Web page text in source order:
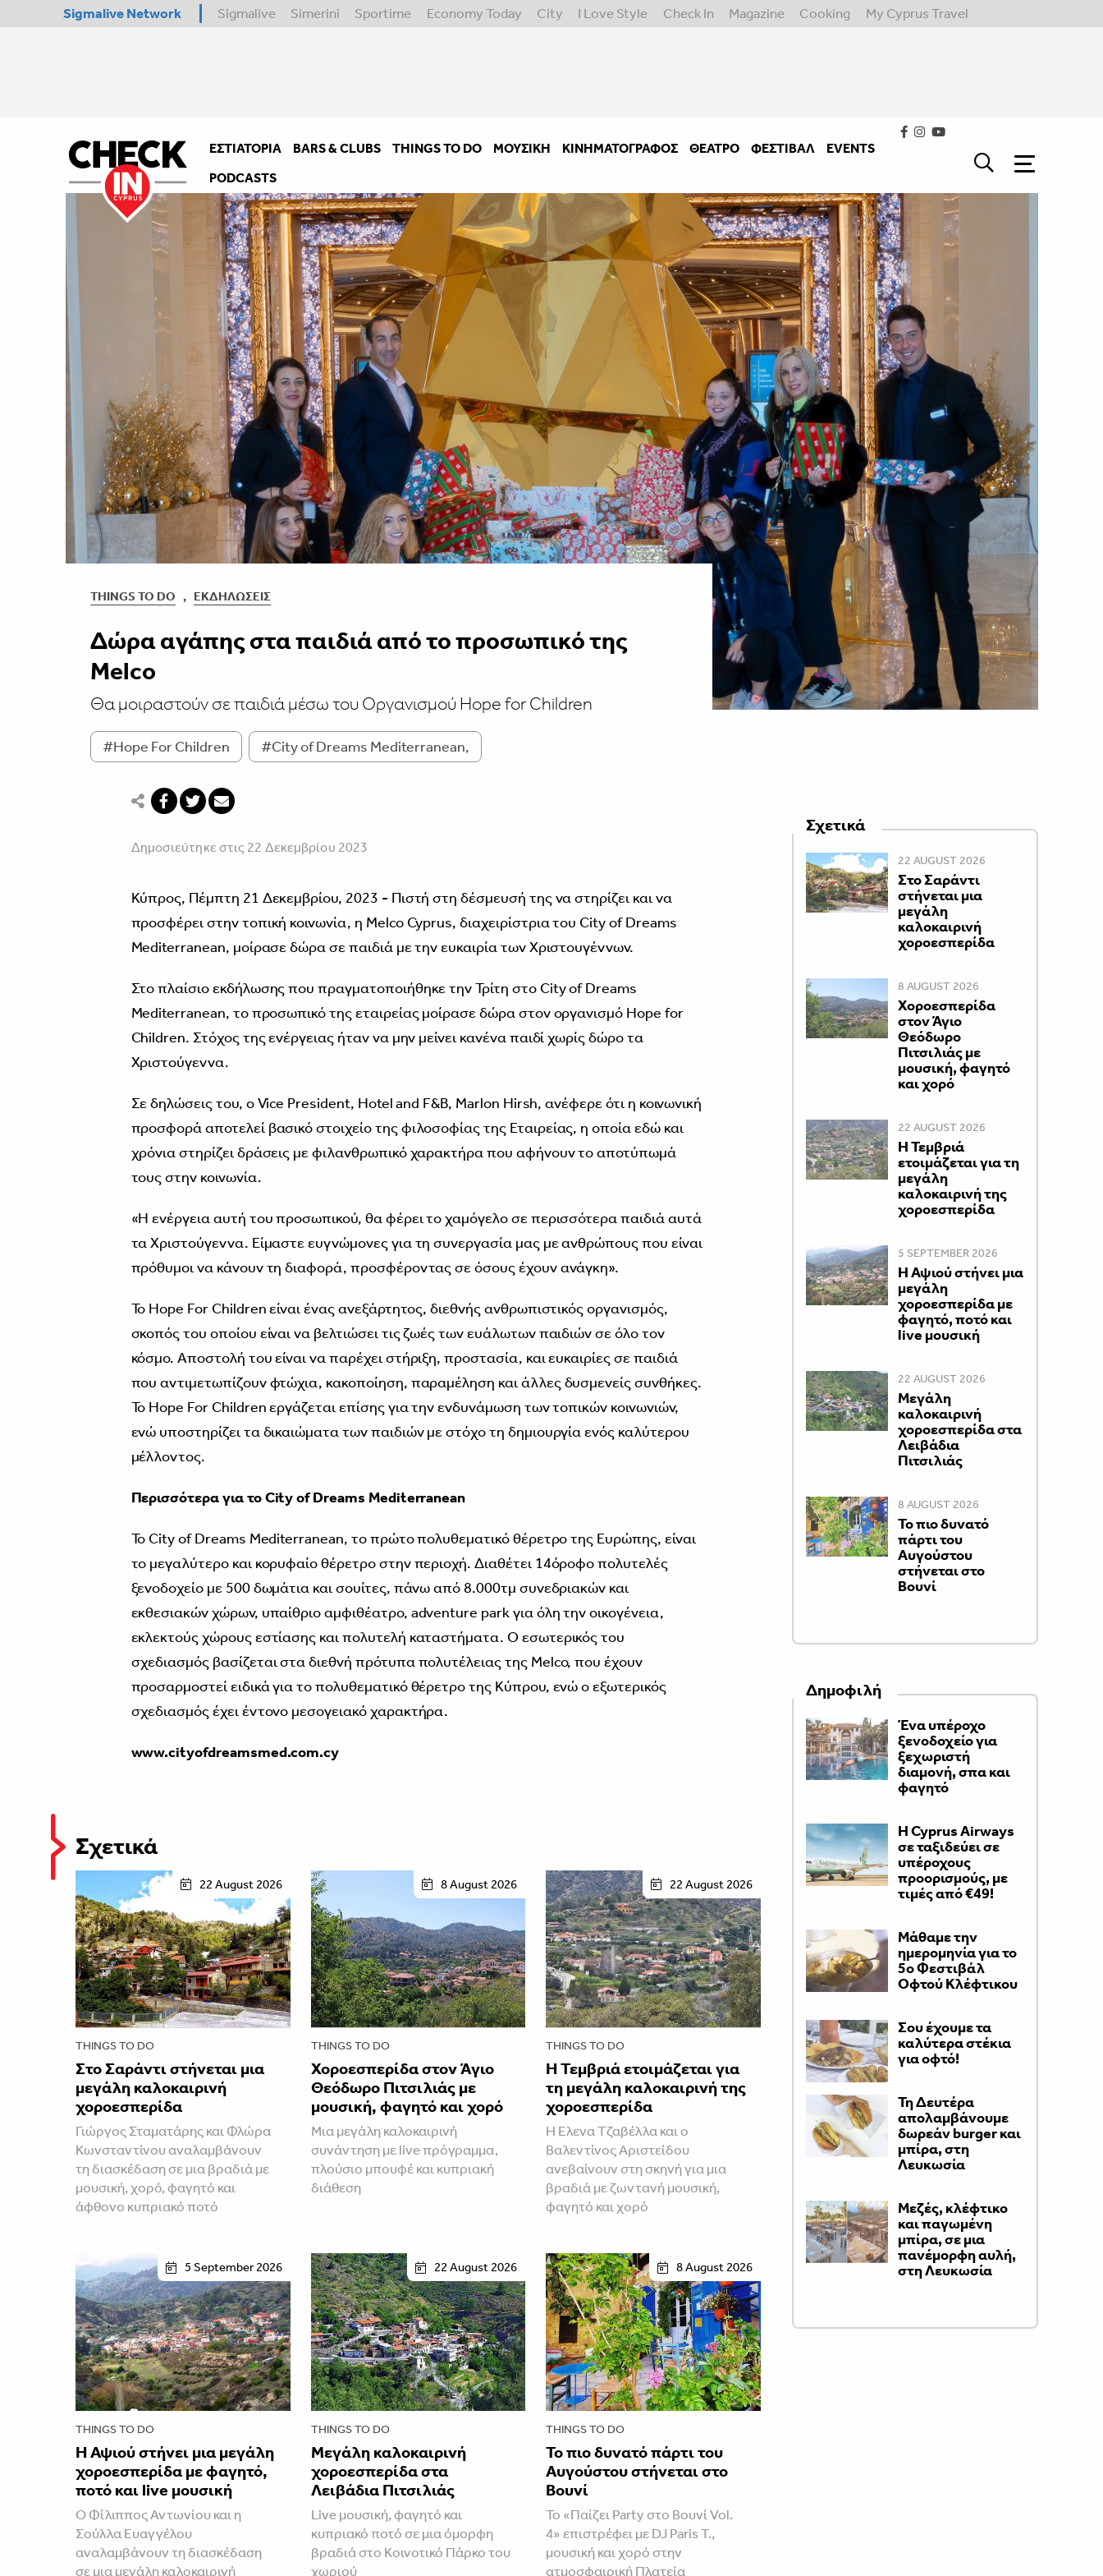
Sigmalive Network Sigmalive Simerini Sportime Economy Today City I Love Style Check In Magazine Cooking My Cyprus Travel
ΕΣΤΙΑΤΌΡΙΑ BARS & CLUBS THINGS TO DO ΜΟΥΣΙΚΉ ΚΙΝΗΜΑΤΟΓΡΆΦΟΣ ΘΈΑΤΡΟ ΦΕΣΤΙΒΑΛ
EVENTS
PODCASTS
THINGS TO DO , ΕΚΔΗΛΏΣΕΙΣ
Δώρα αγάπης στα παιδιά από το προσωπικό της
Melco
Θα μοιραστούν σε παιδιά μέσω του Οργανισμού Hope for Children
#Hope For Children #City of Dreams Mediterranean,
Δημοσιεύτηκε στις 22 Δεκεμβρίου 2023
Κύπρος, Πέμπτη 21 Δεκεμβρίου, 2023 - Πιστή στη δέσμευσή της να στηρίζει και να
προσφέρει στην τοπική κοινωνία, η Melco Cyprus, διαχειρίστρια του City of Dreams
Mediterranean, μοίρασε δώρα σε παιδιά με την ευκαιρία των Χριστουγέννων.
Στο πλαίσιο εκδήλωσης που πραγματοποιήθηκε την Τρίτη στο City of Dreams
Mediterranean, το προσωπικό της εταιρείας μοίρασε δώρα στον οργανισμό Hope for
Children. Στόχος της ενέργειας ήταν να μην μείνει κανένα παιδί χωρίς δώρο τα
Χριστούγεννα.
Σε δηλώσεις του, ο Vice President, Hotel and F&B, Marlon Hirsh, ανέφερε ότι η κοινωνική
προσφορά αποτελεί βασικό στοιχείο της φιλοσοφίας της Εταιρείας, η οποία εδώ και
χρόνια στηρίζει δράσεις με φιλανθρωπικό χαρακτήρα που αφήνουν το αποτύπωμά
τους στην κοινωνία.
«Η ενέργεια αυτή του προσωπικού, θα φέρει το χαμόγελο σε περισσότερα παιδιά αυτά
τα Χριστούγεννα. Είμαστε ευγνώμονες για τη συνεργασία μας με ανθρώπους που είναι
πρόθυμοι να κάνουν τη διαφορά, προσφέροντας σε όσους έχουν ανάγκη».
Το Hope For Children είναι ένας ανεξάρτητος, διεθνής ανθρωπιστικός οργανισμός,
σκοπός του οποίου είναι να βελτιώσει τις ζωές των ευάλωτων παιδιών σε όλο τον
κόσμο. Αποστολή του είναι να παρέχει στήριξη, προστασία, και ευκαιρίες σε παιδιά
που αντιμετωπίζουν φτώχια, κακοποίηση, παραμέληση και άλλες δυσμενείς συνθήκες.
Το Hope For Children εργάζεται επίσης για την ενδυνάμωση των τοπικών κοινωνιών,
ενώ υποστηρίζει τα δικαιώματα των παιδιών με στόχο τη δημιουργία ενός καλύτερου
μέλλοντος.
Περισσότεραγιατο City of Dreams Mediterranean
Το City of Dreams Mediterranean, το πρώτο πολυθεματικό θέρετρο της Ευρώπης, είναι
το μεγαλύτερο και κορυφαίο θέρετρο στην περιοχή. Διαθέτει 14όροφο πολυτελές
ξενοδοχείο με 500 δωμάτια και σουίτες, πάνω από 8.000τμ συνεδριακών και
εκθεσιακών χώρων, υπαίθριο αμφιθέατρο, adventure park για όλη την οικογένεια,
εκλεκτούς χώρους εστίασης και πολυτελή καταστήματα. Ο εσωτερικός του
σχεδιασμός βασίζεται στα διεθνή πρότυπα πολυτέλειας της Melco, που έχουν
προσαρμοστεί ειδικά για το πολυθεματικό θέρετρο της Κύπρου, ενώ ο εξωτερικός
σχεδιασμός έχει έντονο μεσογειακό χαρακτήρα.
www.cityofdreamsmed.com.cy
Σχετικά
22 August 2026
THINGS TO DO
Στο Σαράντι στήνεται μια
μεγάλη καλοκαιρινή
χοροεσπερίδα
Γιώργος Σταματάρης και Φλώρα
Κωνσταντίνου αναλαμβάνουν
τη διασκέδαση σε μια βραδιά με
μουσική, χορό, φαγητό και
άφθονο κυπριακό ποτό
8 August 2026
THINGS TO DO
Χοροεσπερίδα στον Άγιο
Θεόδωρο Πιτσιλιάς με
μουσική, φαγητό και χορό
Μια μεγάλη καλοκαιρινή
συνάντηση με live πρόγραμμα,
πλούσιο μπουφέ και κυπριακή
διάθεση
22 August 2026
THINGS TO DO
Η Τεμβριά ετοιμάζεται για
τη μεγάλη καλοκαιρινή της
χοροεσπερίδα
Η Έλενα Τζαβέλλα και ο
Βαλεντίνος Αριστείδου
ανεβαίνουν στη σκηνή για μια
βραδιά με ζωντανή μουσική,
φαγητό και χορό
5 September 2026
THINGS TO DO
Η Αψιού στήνει μια μεγάλη
χοροεσπερίδα με φαγητό,
ποτό και live μουσική
Ο Φίλιππος Αντωνίου και η
Σούλλα Ευαγγέλου
αναλαμβάνουν τη διασκέδαση
σε μια μεγάλη καλοκαιρινή
22 August 2026
THINGS TO DO
Μεγάλη καλοκαιρινή
χοροεσπερίδα στα
Λειβάδια Πιτσιλιάς
Live μουσική, φαγητό και
κυπριακό ποτό σε μια όμορφη
βραδιά στο Κοινοτικό Πάρκο του
χωριού
8 August 2026
THINGS TO DO
Το πιο δυνατό πάρτι του
Αυγούστου στήνεται στο
Βουνί
Το «Παίζει Party στο Βουνί Vol.
4» επιστρέφει με DJ Paris T.,
μουσική και χορό στην
ατμοσφαιρική Πλατεία
Σχετικά
22 AUGUST 2026
Στο Σαράντι
στήνεται μια
μεγάλη
καλοκαιρινή
χοροεσπερίδα
8 AUGUST 2026
Χοροεσπερίδα
στον Άγιο
Θεόδωρο
Πιτσιλιάς με
μουσική, φαγητό
και χορό
22 AUGUST 2026
Η Τεμβριά
ετοιμάζεται για τη
μεγάλη
καλοκαιρινή της
χοροεσπερίδα
5 SEPTEMBER 2026
Η Αψιού στήνει μια
μεγάλη
χοροεσπερίδα με
φαγητό, ποτό και
live μουσική
22 AUGUST 2026
Μεγάλη
καλοκαιρινή
χοροεσπερίδα στα
Λειβάδια
Πιτσιλιάς
8 AUGUST 2026
Το πιο δυνατό
πάρτι του
Αυγούστου
στήνεται στο
Βουνί
Δημοφιλή
Ένα υπέροχο
ξενοδοχείο για
ξεχωριστή
διαμονή, σπα και
φαγητό
H Cyprus Airways
σε ταξιδεύει σε
υπέροχους
προορισμούς, με
τιμές από €49!
Μάθαμε την
ημερομηνία για το
5ο Φεστιβάλ
Οφτού Κλέφτικου
Σου έχουμε τα
καλύτερα στέκια
για οφτό!
Τη Δευτέρα
απολαμβάνουμε
δωρεάν burger και
μπίρα, στη
Λευκωσία
Μεζές, κλέφτικο
και παγωμένη
μπίρα, σε μια
πανέμορφη αυλή,
στη Λευκωσία